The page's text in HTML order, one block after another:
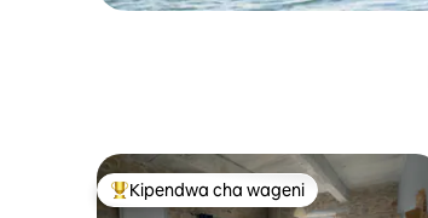
Kipendwa maarufu cha wageni
Kipendwa cha wageni